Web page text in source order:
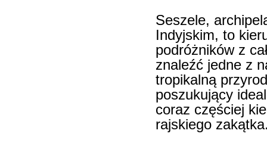
Seszele,
Indyjskim, to
podróżników z
znaleźć jedne z
tropikalną
poszukujący
coraz częściej
rajskiego